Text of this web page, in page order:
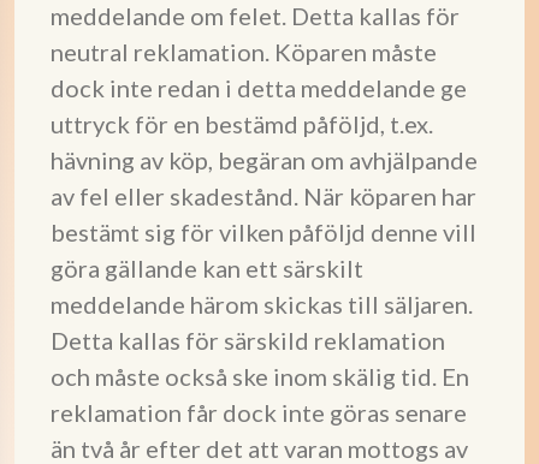
meddelande om felet. Detta kallas för
neutral reklamation. Köparen måste
dock inte redan i detta meddelande ge
uttryck för en bestämd påföljd, t.ex.
hävning av köp, begäran om avhjälpande
av fel eller skadestånd. När köparen har
bestämt sig för vilken påföljd denne vill
göra gällande kan ett särskilt
meddelande härom skickas till säljaren.
Detta kallas för särskild reklamation
och måste också ske inom skälig tid. En
reklamation får dock inte göras senare
än två år efter det att varan mottogs av